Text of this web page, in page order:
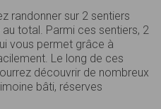
randonner sur 2 sentiers
total. Parmi ces sentiers, 2
vous permet grâce à
Le long de ces
découvrir de nombreux
bâti, réserves